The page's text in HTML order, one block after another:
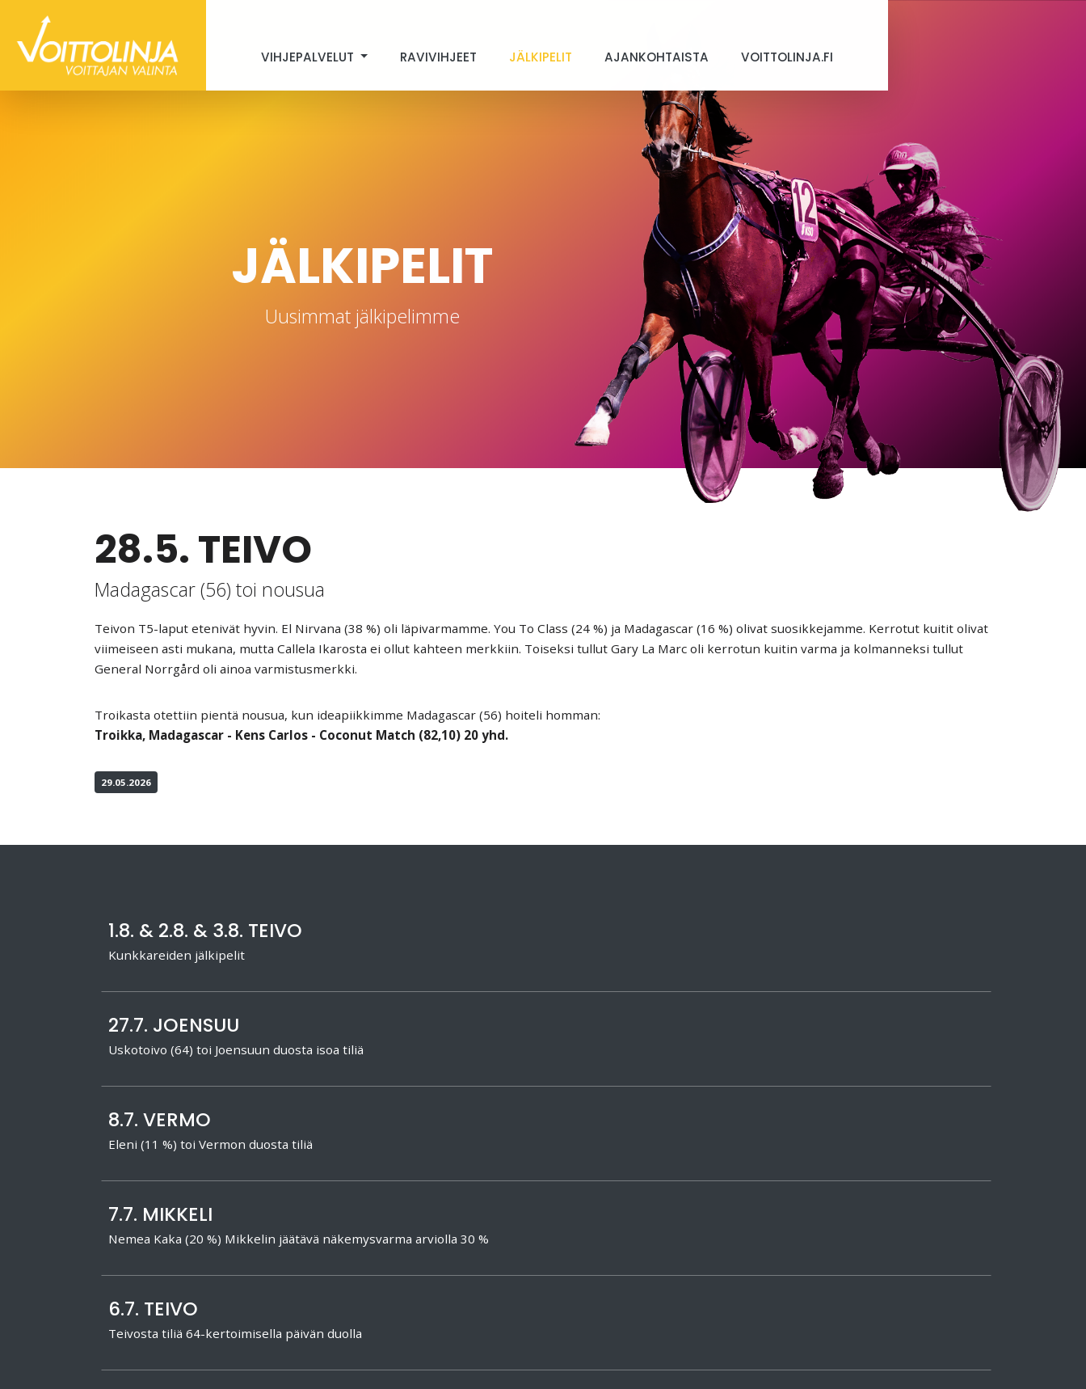
VIHJEPALVELUT RAVIVIHJEET JÄLKIPELIT AJANKOHTAISTA VOITTOLINJA.FI
JÄLKIPELIT
Uusimmat jälkipelimme
28.5. TEIVO
Madagascar (56) toi nousua
Teivon T5-laput etenivät hyvin. El Nirvana (38 %) oli läpivarmamme. You To Class (24 %) ja Madagascar (16 %) olivat suosikkejamme. Kerrotut kuitit olivat
viimeiseen asti mukana, mutta Callela Ikarosta ei ollut kahteen merkkiin. Toiseksi tullut Gary La Marc oli kerrotun kuitin varma ja kolmanneksi tullut
General Norrgård oli ainoa varmistusmerkki.
Troikasta otettiin pientä nousua, kun ideapiikkimme Madagascar (56) hoiteli homman:
Troikka, Madagascar - Kens Carlos - Coconut Match (82,10) 20 yhd.
29.05.2026
1.8. & 2.8. & 3.8. TEIVO
Kunkkareiden jälkipelit
27.7. JOENSUU
Uskotoivo (64) toi Joensuun duosta isoa tiliä
8.7. VERMO
Eleni (11 %) toi Vermon duosta tiliä
7.7. MIKKELI
Nemea Kaka (20 %) Mikkelin jäätävä näkemysvarma arviolla 30 %
6.7. TEIVO
Teivosta tiliä 64-kertoimisella päivän duolla